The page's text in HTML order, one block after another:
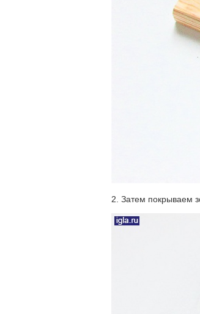
2. Затем покрываем